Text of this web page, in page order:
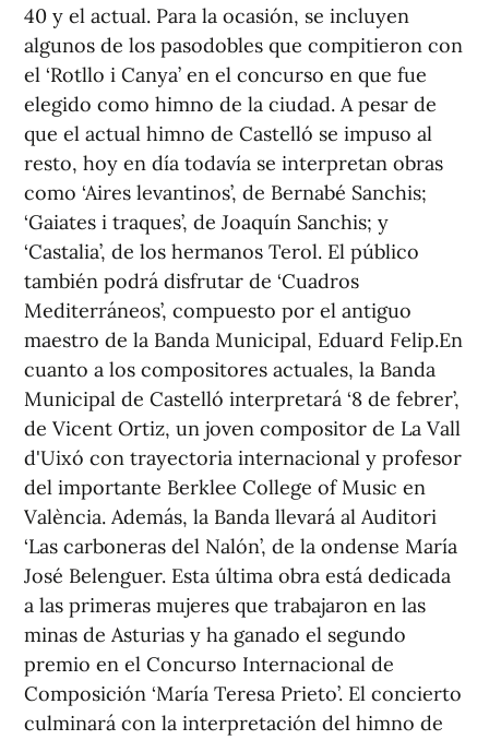
40 y el actual. Para la ocasión, se incluyen
algunos de los pasodobles que compitieron con
el ‘Rotllo i Canya’ en el concurso en que fue
elegido como himno de la ciudad. A pesar de
que el actual himno de Castelló se impuso al
resto, hoy en día todavía se interpretan obras
como ‘Aires levantinos’, de Bernabé Sanchis;
‘Gaiates i traques’, de Joaquín Sanchis; y
‘Castalia’, de los hermanos Terol. El público
también podrá disfrutar de ‘Cuadros
Mediterráneos’, compuesto por el antiguo
maestro de la Banda Municipal, Eduard Felip.En
cuanto a los compositores actuales, la Banda
Municipal de Castelló interpretará ‘8 de febrer’,
de Vicent Ortiz, un joven compositor de La Vall
d'Uixó con trayectoria internacional y profesor
del importante Berklee College of Music en
València. Además, la Banda llevará al Auditori
‘Las carboneras del Nalón’, de la ondense María
José Belenguer. Esta última obra está dedicada
a las primeras mujeres que trabajaron en las
minas de Asturias y ha ganado el segundo
premio en el Concurso Internacional de
Composición ‘María Teresa Prieto’. El concierto
culminará con la interpretación del himno de